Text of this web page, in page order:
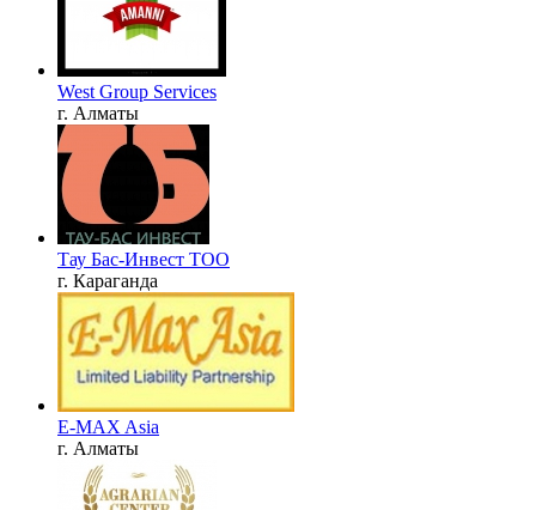
West Group Services
г. Алматы
Тау Бас-Инвест ТОО
г. Караганда
E-MAX Asia
г. Алматы